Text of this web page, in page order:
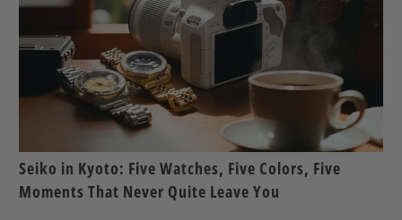
Seiko in Kyoto: Five Watches, Five Colors, Five
Moments That Never Quite Leave You